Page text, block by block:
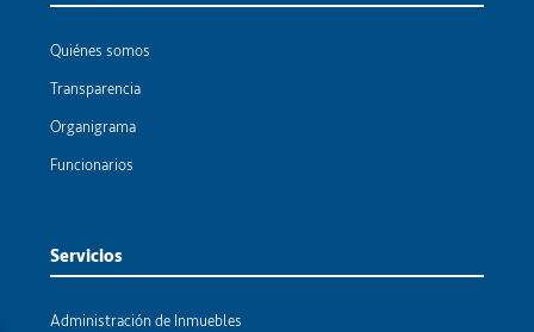
Quiénes somos
Transparencia
Organigrama
Funcionarios
Servicios
Administración de Inmuebles